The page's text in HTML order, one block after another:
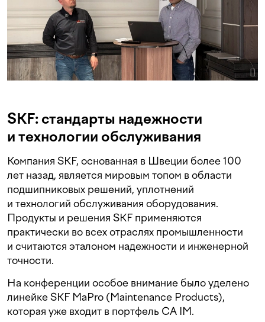
SKF: стандарты надежности
и технологии обслуживания
Компания SKF, основанная в Швеции более 100
лет назад, является мировым топом в области
подшипниковых решений, уплотнений
и технологий обслуживания оборудования.
Продукты и решения SKF применяются
практически во всех отраслях промышленности
и считаются эталоном надежности и инженерной
точности.
На конференции особое внимание было уделено
линейке SKF MaPro (Maintenance Products),
которая уже входит в портфель CA IM.